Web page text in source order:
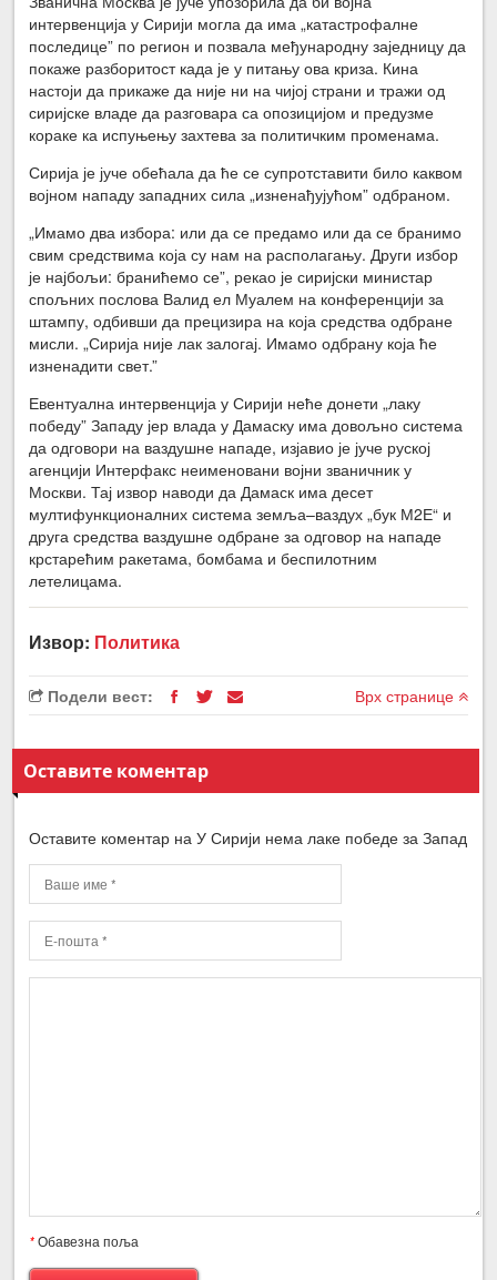
интервенција у Сирији могла да има „катастрофалне
последице” по регион и позвала међународну заједницу да
покаже разборитост када је у питању ова криза. Кина
настоји да прикаже да није ни на чијој страни и тражи од
сиријске владе да разговара са опозицијом и предузме
кораке ка испуњењу захтева за политичким променама.
Сирија је јуче обећала да ће се супротставити било каквом
војном нападу западних сила „изненађујућом” одбраном.
„Имамо два избора: или да се предамо или да се бранимо
свим средствима која су нам на располагању. Други избор
је најбољи: бранићемо се”, рекао је сиријски министар
спољних послова Валид ел Муалем на конференцији за
штампу, одбивши да прецизира на која средства одбране
мисли. „Сирија није лак залогај. Имамо одбрану која ће
изненадити свет.”
Евентуална интервенција у Сирији неће донети „лаку
победу” Западу јер влада у Дамаску има довољно система
да одговори на ваздушне нападе, изјавио је јуче руској
агенцији Интерфакс неименовани војни званичник у
Москви. Тај извор наводи да Дамаск има десет
мултифункционалних система земља–ваздух „бук М2Е“ и
друга средства ваздушне одбране за одговор на нападе
крстарећим ракетама, бомбама и беспилотним
летелицама.
Извор: Политика
Подели вест: Врх странице
Оставите коментар
Оставите коментар на У Сирији нема лаке победе за Запад
*Обавезна поља